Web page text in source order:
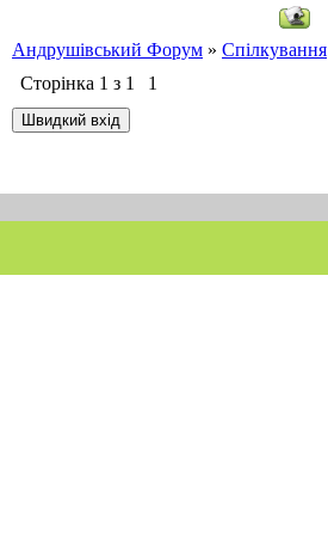
Андрушівський Форум » Спілкування
Сторінка 1 з 1 1